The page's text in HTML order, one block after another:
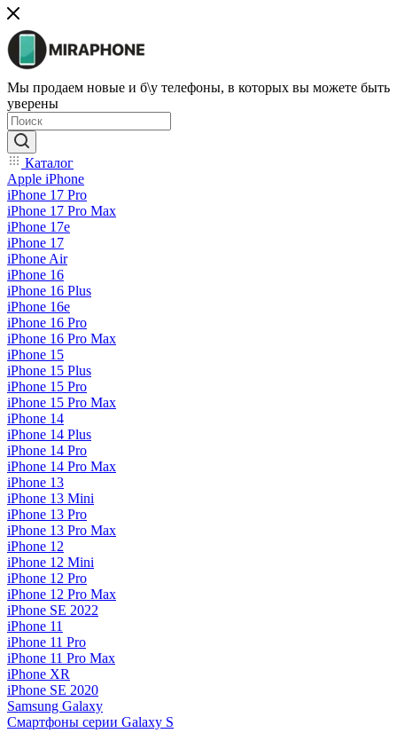
Мы продаем новые и б\у телефоны, в которых вы можете быть
уверены
Каталог
Apple iPhone
iPhone 17 Pro
iPhone 17 Pro Max
iPhone 17e
iPhone 17
iPhone Air
iPhone 16
iPhone 16 Plus
iPhone 16e
iPhone 16 Pro
iPhone 16 Pro Max
iPhone 15
iPhone 15 Plus
iPhone 15 Pro
iPhone 15 Pro Max
iPhone 14
iPhone 14 Plus
iPhone 14 Pro
iPhone 14 Pro Max
iPhone 13
iPhone 13 Mini
iPhone 13 Pro
iPhone 13 Pro Max
iPhone 12
iPhone 12 Mini
iPhone 12 Pro
iPhone 12 Pro Max
iPhone SE 2022
iPhone 11
iPhone 11 Pro
iPhone 11 Pro Max
iPhone XR
iPhone SE 2020
Samsung Galaxy
Смартфоны серии Galaxy S